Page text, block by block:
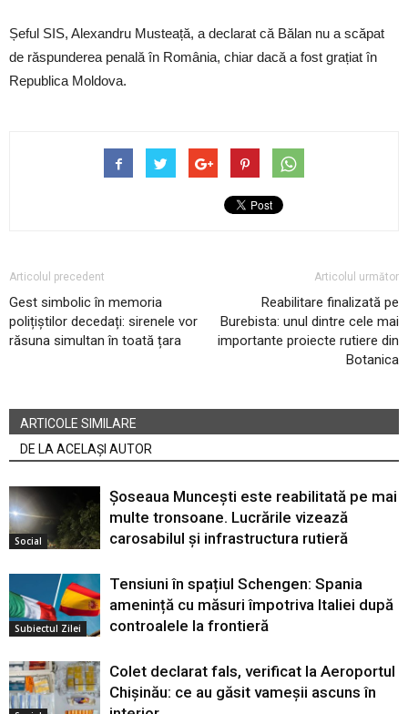
Șeful SIS, Alexandru Musteață, a declarat că Bălan nu a scăpat
de răspunderea penală în România, chiar dacă a fost grațiat în
Republica Moldova.
Articolul precedent
Gest simbolic în memoria
polițiștilor decedați: sirenele vor
răsuna simultan în toată țara
Articolul următor
Reabilitare finalizată pe
Burebista: unul dintre cele mai
importante proiecte rutiere din
Botanica
ARTICOLE SIMILARE
DE LA ACELAȘI AUTOR
Social
Șoseaua Muncești este reabilitată pe mai
multe tronsoane. Lucrările vizează
carosabilul și infrastructura rutieră
Subiectul Zilei
Tensiuni în spațiul Schengen: Spania
amenință cu măsuri împotriva Italiei după
controalele la frontieră
Colet declarat fals, verificat la Aeroportul
Chișinău: ce au găsit vameșii ascuns în